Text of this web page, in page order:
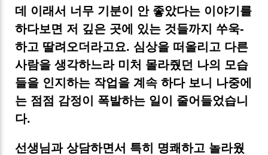
데 이래서 너무 기분이 안 좋았다는 이야기를
하다보면 저 깊은 곳에 있는 것들까지 쑤욱-
하고 딸려오더라고요. 심상을 떠올리고 다른
사람을 생각하느라 미처 몰라줬던 나의 모습
들을 인지하는 작업을 계속 하다 보니 나중에
는 점점 감정이 폭발하는 일이 줄어들었습니
다.
선생님과 상담하면서 특히 명쾌하고 놀라웠